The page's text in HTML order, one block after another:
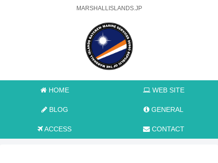
MARSHALLISLANDS.JP
HOME WEB SITE
BLOG GENERAL
ACCESS CONTACT